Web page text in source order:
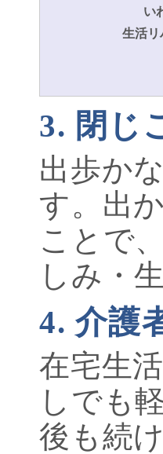
い
生活リ
3. 閉じ
出歩か
す。出
ことで
しみ・
4. 介護
在宅生
しでも
後も続